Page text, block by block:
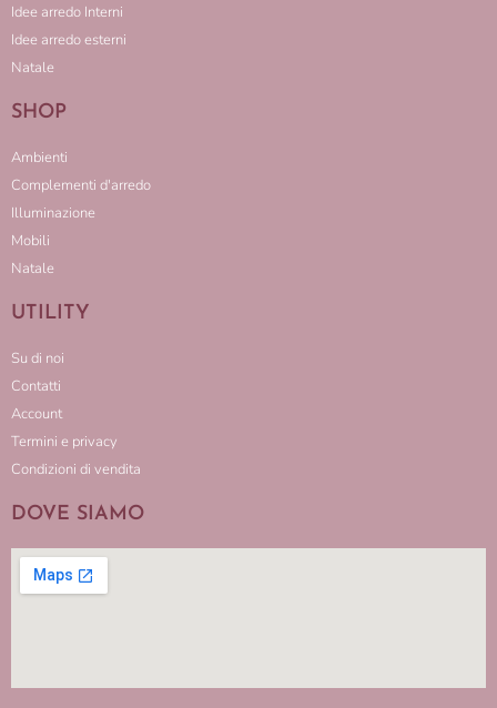
Idee arredo Interni
Idee arredo esterni
Natale
SHOP
Ambienti
Complementi d'arredo
Illuminazione
Mobili
Natale
UTILITY
Su di noi
Contatti
Account
Termini e privacy
Condizioni di vendita
DOVE SIAMO